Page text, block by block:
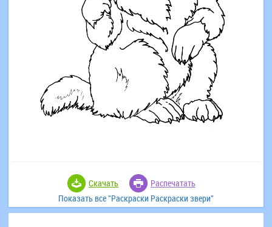
Скачать
Распечатать
Показать все "Раскраски Раскраски звери"